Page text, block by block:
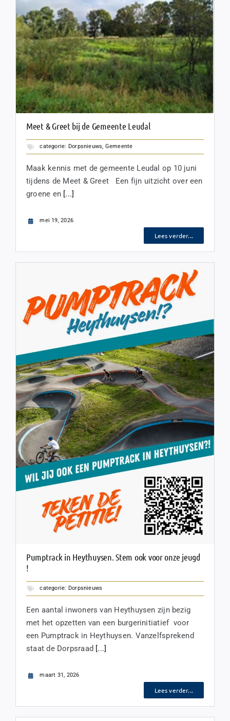
Meet & Greet bij de Gemeente Leudal
categorie: Dorpsnieuws, Gemeente
Maak kennis met de gemeente Leudal op 10 juni
tijdens de Meet & Greet Een fijn uitzicht over een
groene en [...]
mei 19, 2026
Lees verder...
Pumptrack in Heythuysen. Stem ook voor onze jeugd
!
categorie: Dorpsnieuws
Een aantal inwoners van Heythuysen zijn bezig
met het opzetten van een burgerinitiatief voor
een Pumptrack in Heythuysen. Vanzelfsprekend
staat de Dorpsraad [...]
maart 31, 2026
Lees verder...